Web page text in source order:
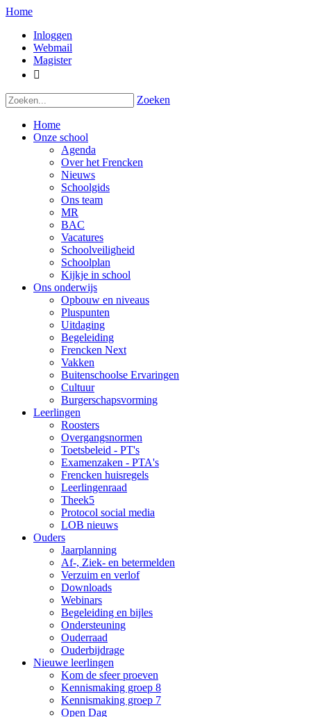
Home
Inloggen
Webmail
Magister

Zoeken
Home
Onze school
Agenda
Over het Frencken
Nieuws
Schoolgids
Ons team
MR
BAC
Vacatures
Schoolveiligheid
Schoolplan
Kijkje in school
Ons onderwijs
Opbouw en niveaus
Pluspunten
Uitdaging
Begeleiding
Frencken Next
Vakken
Buitenschoolse Ervaringen
Cultuur
Burgerschapsvorming
Leerlingen
Roosters
Overgangsnormen
Toetsbeleid - PT's
Examenzaken - PTA's
Frencken huisregels
Leerlingenraad
Theek5
Protocol social media
LOB nieuws
Ouders
Jaarplanning
Af-, Ziek- en betermelden
Verzuim en verlof
Downloads
Webinars
Begeleiding en bijles
Ondersteuning
Ouderraad
Ouderbijdrage
Nieuwe leerlingen
Kom de sfeer proeven
Kennismaking groep 8
Kennismaking groep 7
Open Dag